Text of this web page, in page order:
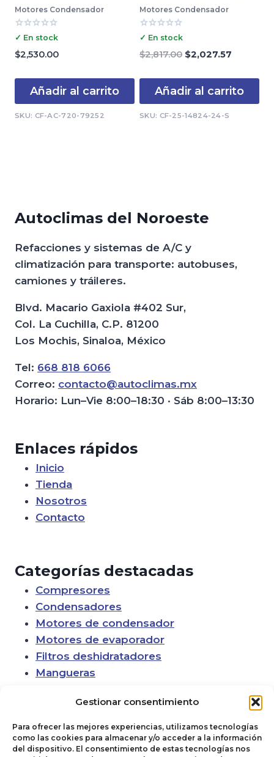
Gestionar consentimiento
Para ofrecer las mejores experiencias, utilizamos tecnologías
como las cookies para almacenar y/o acceder a la información
del dispositivo. El consentimiento de estas tecnologías nos
Motores Condensador
Valorado
0
de
✓ En stock
$2,530.00
Añadir al carrito
SKU: CF-AC-720-79252
Motores Condensador
Valorado
0
de
✓ En stock
$2,817.00 El
era:
$2,027.57
actual
es:
Añadir al carrito
SKU: CF-25-14824-24-S
Autoclimas del Noroeste
Refacciones y sistemas de A/C y
climatización para transporte: autobuses,
camiones y tráileres.
Blvd. Macario Gaxiola #402 Sur,
Col. La Cuchilla, C.P. 81200
Los Mochis, Sinaloa, México
Tel: 668 818 6066
Correo: contacto@autoclimas.mx
Horario: Lun–Vie 8:00–18:30 · Sáb 8:00–13:30
Enlaces rápidos
Inicio
Tienda
Nosotros
Contacto
Categorías destacadas
Compresores
Condensadores
Motores de condensador
Motores de evaporador
Filtros deshidratadores
Mangueras